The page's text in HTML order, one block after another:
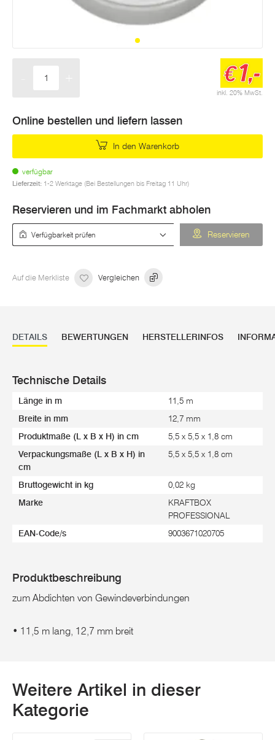
inkl. 20% MwSt.
€1,-
Online bestellen und liefern lassen
In den Warenkorb
verfügbar
Lieferzeit: 1-2 Werktage (Bei Bestellungen bis Freitag 11 Uhr)
Reservieren und im Fachmarkt abholen
Reservieren
Auf die Merkliste Vergleichen
DETAILS BEWERTUNGEN HERSTELLERINFOS
Technische Details
Länge in m 11,5 m
Breite in mm 12,7 mm
Produktmaße (L x B x H) in cm 5,5 x 5,5 x 1,8 cm
Verpackungsmaße (L x B x H) in
cm
5,5 x 5,5 x 1,8 cm
Bruttogewicht in kg 0,02 kg
Marke
KRAFTBOX
PROFESSIONAL
EAN-Code/s 9003671020705
Produktbeschreibung
zum Abdichten von Gewindeverbindungen
• 11,5 m lang, 12,7 mm breit
Weitere Artikel in dieser
Kategorie